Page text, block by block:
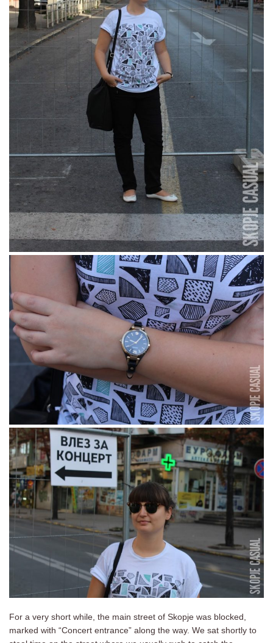
For a very short while, the main street of Skopje was blocked,
marked with “Concert entrance” along the way. We sat shortly to